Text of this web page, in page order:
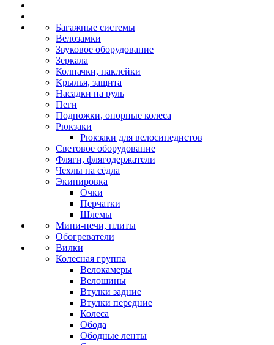
Багажные системы
Велозамки
Звуковое оборудование
Зеркала
Колпачки, наклейки
Крылья, защита
Насадки на руль
Пеги
Подножки, опорные колеса
Рюкзаки
Рюкзаки для велосипедистов
Световое оборудование
Фляги, флягодержатели
Чехлы на сёдла
Экипировка
Очки
Перчатки
Шлемы
Мини-печи, плиты
Обогреватели
Вилки
Колесная группа
Велокамеры
Велошины
Втулки задние
Втулки передние
Колеса
Обода
Ободные ленты